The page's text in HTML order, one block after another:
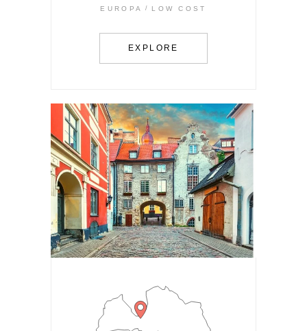
EUROPA LOW COST
EXPLORE